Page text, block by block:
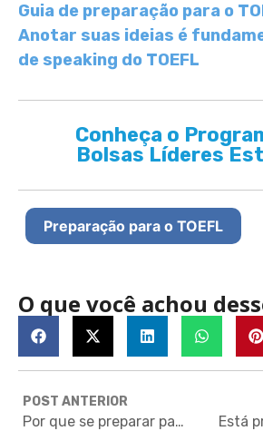
Guia de preparação para o
Anotar suas ideias é
de speaking do TOEFL
Conheça o
Bolsas Líderes
Preparação para o TOEFL
O que você achou
POST ANTERIOR
Por que se preparar para a graduação fora com a Fundação Estudar?